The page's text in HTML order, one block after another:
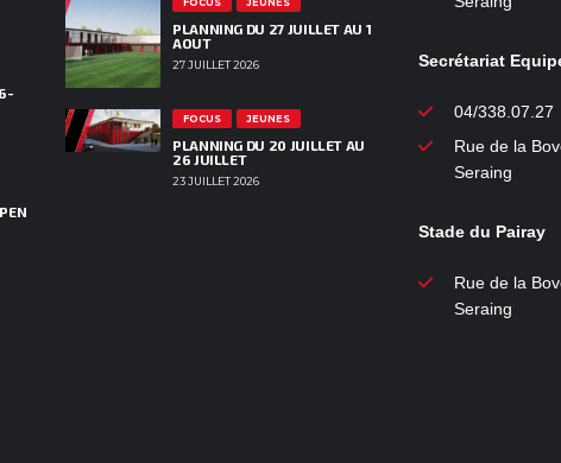
PLANNING DU 27 JUILLET AU 1
AOUT
27 JUILLET 2026
FOCUS JEUNES
PLANNING DU 20 JUILLET AU
26 JUILLET
23 JUILLET 2026
Secrétariat
04/338.07.27
Rue de la
Seraing
Stade du Pairay
Rue de la
Seraing